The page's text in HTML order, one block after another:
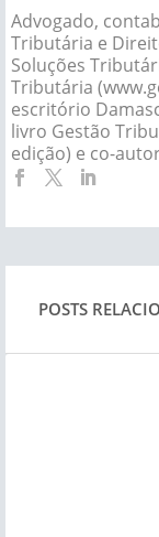
Advogado,
Tributária e
Soluções
Tributária
escritório
livro Gestão
edição) e co-
POSTS